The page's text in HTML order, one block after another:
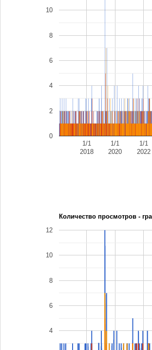
1/1
2018
1/1
2020
1/1
2022
0
2
4
6
8
10
Количество просмотров -
4
6
8
10
12